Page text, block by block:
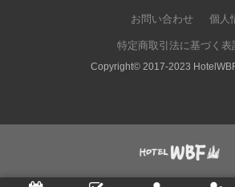
お問い合わせ 個人
特定商取引法に基づく表
Copyright© 2017-2023